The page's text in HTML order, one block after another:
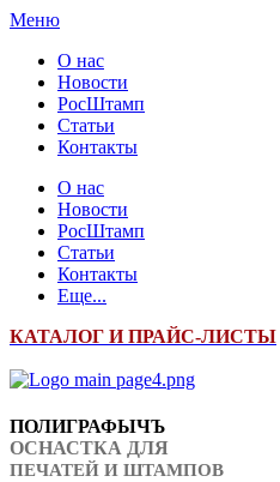
Меню
О нас
Новости
РосШтамп
Статьи
Контакты
О нас
Новости
РосШтамп
Статьи
Контакты
Еще...
КАТАЛОГ И ПРАЙС-ЛИСТЫ
ПОЛИГРАФЫЧЪ
ОСНАСТКА ДЛЯ
ПЕЧАТЕЙ И ШТАМПОВ